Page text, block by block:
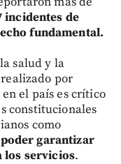
incidentes de
fundamental.
salud y la
por
el país es crítico
constitucionales
como
garantizar
los servicios.